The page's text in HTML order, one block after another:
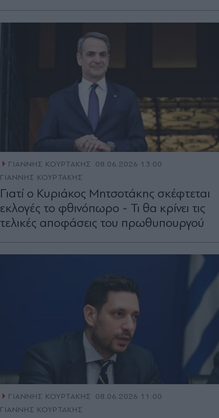
ΓΙΑΝΝΗΣ ΚΟΥΡΤΑΚΗΣ
08.06.2026 13:00
ΓΙΑΝΝΗΣ ΚΟΥΡΤΑΚΗΣ
Γιατί ο Κυριάκος Μητσοτάκης σκέφτεται
εκλογές το φθινόπωρο - Τι θα κρίνει τις
τελικές αποφάσεις του πρωθυπουργού
ΓΙΑΝΝΗΣ ΚΟΥΡΤΑΚΗΣ
08.06.2026 11:00
ΓΙΑΝΝΗΣ ΚΟΥΡΤΑΚΗΣ